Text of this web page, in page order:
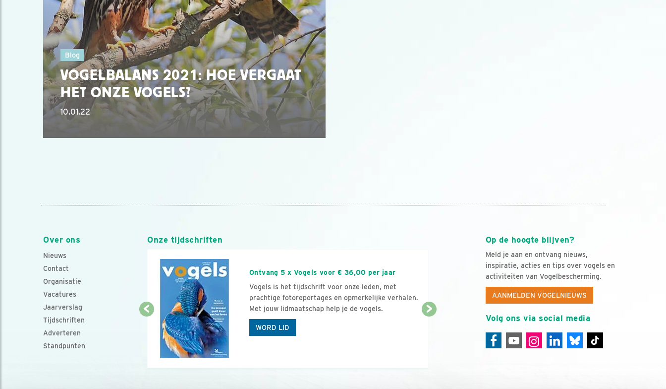
Blog
VOGELBALANS 2021: HOE VERGAAT
HET ONZE VOGELS?
10.01.22
Over ons
Nieuws
Contact
Organisatie
Vacatures
Jaarverslag
Tijdschriften
Adverteren
Standpunten
Op de hoogte blijven?
Meld je aan en ontvang nieuws,
inspiratie, acties en tips over vogels en
activiteiten van Vogelbescherming.
AANMELDEN VOGELNIEUWS
Volg ons via social media
Onze tijdschriften
Ontvang 5 x Vogels voor € 36,00 per jaar
Vogels is het tijdschrift voor onze leden, met
prachtige fotoreportages en opmerkelijke verhalen.
Met jouw lidmaatschap help je de vogels.
WORD LID